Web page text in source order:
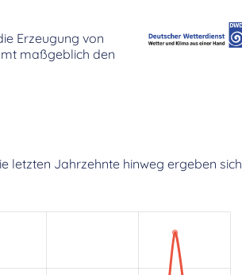
Erzeugung von
maßgeblich den
letzten Jahrzehnte hinweg ergeben sich